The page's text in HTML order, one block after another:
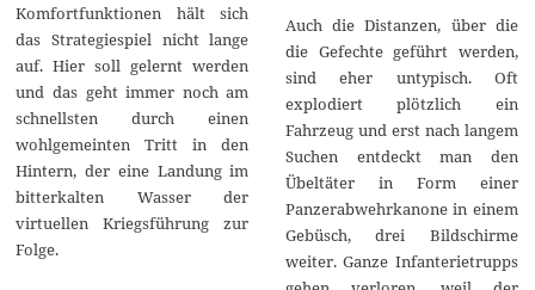
Komfortfunktionen hält sich
das Strategiespiel nicht lange
auf. Hier soll gelernt werden
und das geht immer noch am
schnellsten durch einen
wohlgemeinten Tritt in den
Hintern, der eine Landung im
bitterkalten Wasser der
virtuellen Kriegsführung zur
Folge.
Auch die Distanzen, über die
die Gefechte geführt werden,
sind eher untypisch. Oft
explodiert plötzlich ein
Fahrzeug und erst nach langem
Suchen entdeckt man den
Übeltäter in Form einer
Panzerabwehrkanone in einem
Gebüsch, drei Bildschirme
weiter. Ganze Infanterietrupps